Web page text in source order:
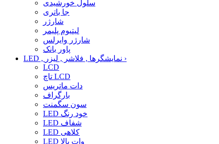
سلول خورشیدی
جا باتری
شارژر
لیتیوم پلیمر
شارژر وایرلس
پاور بانک
›
LCD
تاچ LCD
دات ماتریس
بارگراف
سون سگمنت
LED خود رنگ
LED شفاف
LED کلاهی
LED وات بالا